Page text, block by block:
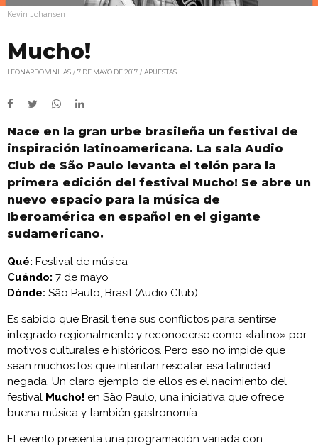
Kevin Johansen
Mucho!
LEONARDO VINHAS 7 DE MAYO DE 2017 APUESTAS
Nace en la gran urbe brasileña un festival de
inspiración latinoamericana. La sala Audio
Club de São Paulo levanta el telón para la
primera edición del festival Mucho! Se abre un
nuevo espacio para la música de
Iberoamérica en español en el gigante
sudamericano.
Qué: Festival de música
Cuándo: 7 de mayo
Dónde: São Paulo, Brasil (Audio Club)
Es sabido que Brasil tiene sus conflictos para sentirse
integrado regionalmente y reconocerse como «latino» por
motivos culturales e históricos. Pero eso no impide que
sean muchos los que intentan rescatar esa latinidad
negada. Un claro ejemplo de ellos es el nacimiento del
festival Mucho! en São Paulo, una iniciativa que ofrece
buena música y también gastronomía.
El evento presenta una programación variada con